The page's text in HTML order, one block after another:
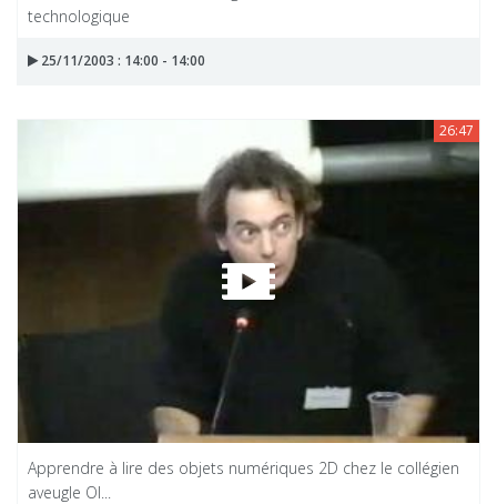
technologique
25/11/2003 : 14:00 - 14:00
26:47
Apprendre à lire des objets numériques 2D chez le collégien
aveugle Ol...